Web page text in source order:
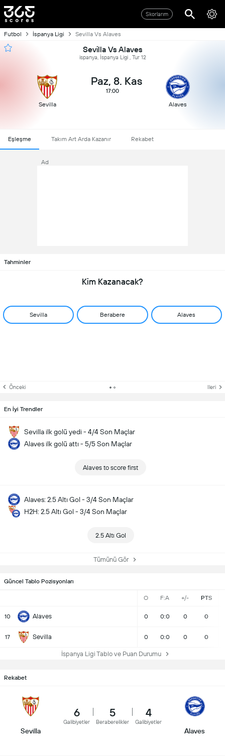
Skorlarım
Futbol İspanya Ligi Sevilla Vs Alaves
Sevilla Vs Alaves
ispanya, İspanya Ligi , Tur 12
Sevilla
Paz, 8. Kas
17:00
Alaves
Eşleşme Takım Art Arda Kazanır Rekabet
Ad
Tahminler
Kim Kazanacak?
Sevilla Berabere Alaves
Önceki Ileri
En İyi Trendler
Sevilla ilk golü yedi - 4/4 Son Maçlar
Alaves ilk golü attı - 5/5 Son Maçlar
Alaves to score first
Alaves: 2.5 Altı Gol - 3/4 Son Maçlar
H2H: 2.5 Altı Gol - 3/4 Son Maçlar
2.5 Altı Gol
Tümünü Gör
Güncel Tablo Pozisyonları
O F:A +/- PTS
10 Alaves 0 0:0 0 0
17 Sevilla 0 0:0 0 0
İspanya Ligi Tablo ve Puan Durumu
Rekabet
Sevilla
6
Galibiyetler
5
Beraberelikler
4
Galibiyetler
Alaves